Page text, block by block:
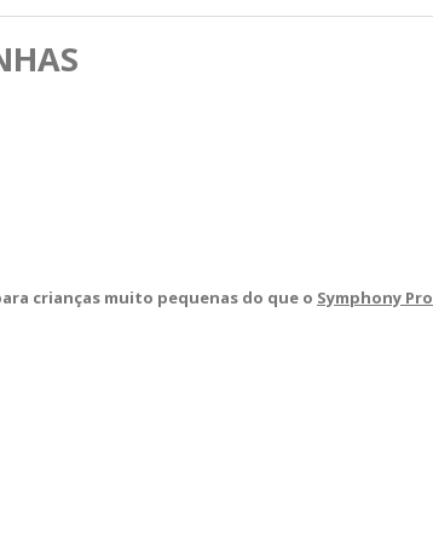
crianças muito pequenas do que o Symphony Pro